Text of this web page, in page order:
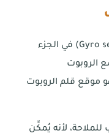
يوجد مستشعر الجيرسكوب (Gyro sensor) في الجزء
الروبوت
موقع قلم الروبوت
لأنه يُمكِّن